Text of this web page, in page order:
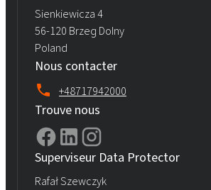
Sienkiewicza 4
56-120 Brzeg Dolny
Poland
Nous contacter
+48717942000
Trouve nous
Superviseur Data Protector
Rafał Szewczyk